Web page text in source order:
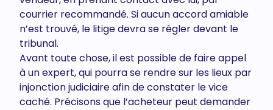
courrier recommandé. Si aucun accord amiable
n’est trouvé, le litige devra se régler devant le
tribunal.
Avant toute chose, il est possible de faire appel
à un expert, qui pourra se rendre sur les lieux par
injonction judiciaire afin de constater le vice
caché. Précisons que l’acheteur peut demander